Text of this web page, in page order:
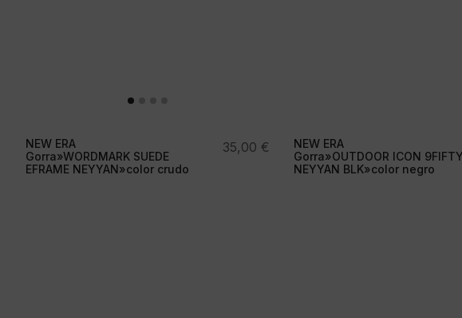
NEW ERA
Gorra»WORDMARK SUEDE
EFRAME NEYYAN»color crudo
35,00 €
NEW ERA
Gorra»OUTDOOR ICON 9FIFTY
NEYYAN BLK»color negro